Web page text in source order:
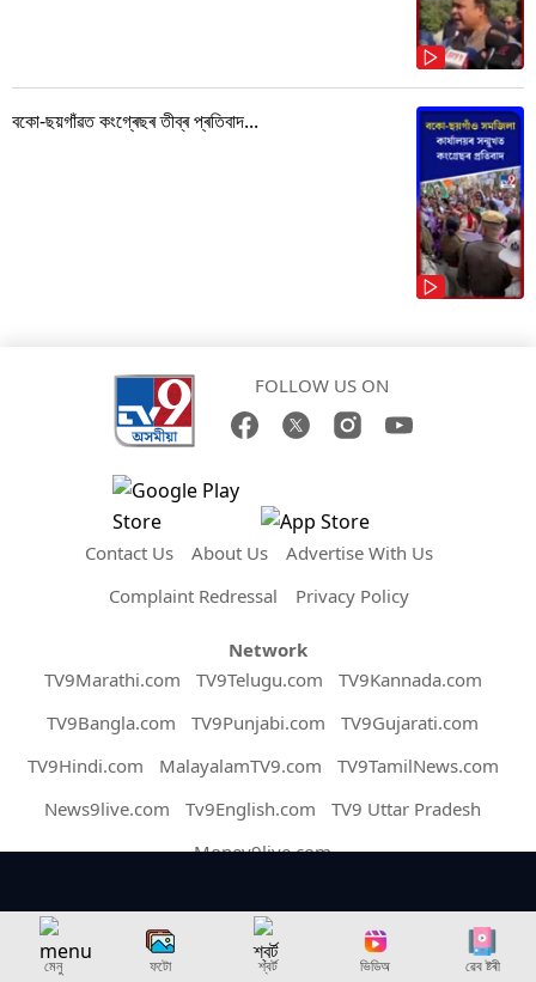
বকো-ছয়গাঁৱত কংগ্ৰেছৰ তীব্ৰ প্ৰতিবাদ...
FOLLOW US ON
Contact Us About Us
Advertise With Us
Complaint Redressal
Privacy Policy
Network
TV9Marathi.com
TV9Telugu.com
TV9Kannada.com
TV9Bangla.com
TV9Punjabi.com
TV9Gujarati.com
TV9Hindi.com
MalayalamTV9.com
TV9TamilNews.com
News9live.com
Tv9English.com
TV9 Uttar Pradesh
Money9live.com
মেনু ফটো শ্বৰ্ট ভিডিঅ ৱেব ষ্টৰী